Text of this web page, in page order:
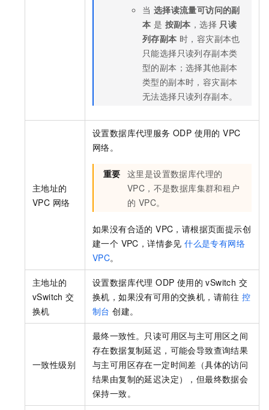
当 选择读流量可访问的副
本 是 按副本 ，选择 只读
列存副本 时，容灾副本也
只能选择只读列存副本类
型的副本；选择其他副本
类型的副本时，容灾副本
无法选择只读列存副本。
主地址的
VPC 网络
设置数据库代理服务 ODP 使用的 VPC
网络。
重要 这里是设置数据库代理的
VPC，不是数据库集群和租户
的 VPC。
如果没有合适的 VPC，请根据页面提示创
建一个 VPC，详情参见什么是专有网络
VPC。
主地址的
vSwitch 交
换机
设置数据库代理 ODP 使用的 vSwitch 交
换机，如果没有可用的交换机，请前往控
制台 创建。
一致性级别
最终一致性。只读可用区与主可用区之间
存在数据复制延迟，可能会导致查询结果
与主可用区存在一定时间差（具体的访问
结果由复制的延迟决定），但最终数据会
保持一致。